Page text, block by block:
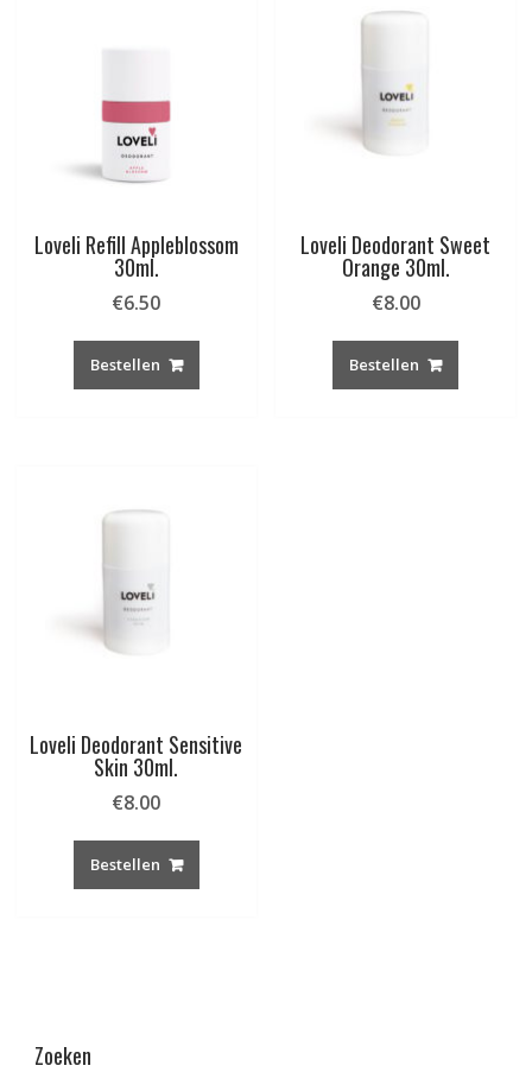
Loveli Refill Appleblossom
30ml.
€6.50
Bestellen
Loveli Deodorant Sweet
Orange 30ml.
€8.00
Bestellen
Loveli Deodorant Sensitive
Skin 30ml.
€8.00
Bestellen
Zoeken